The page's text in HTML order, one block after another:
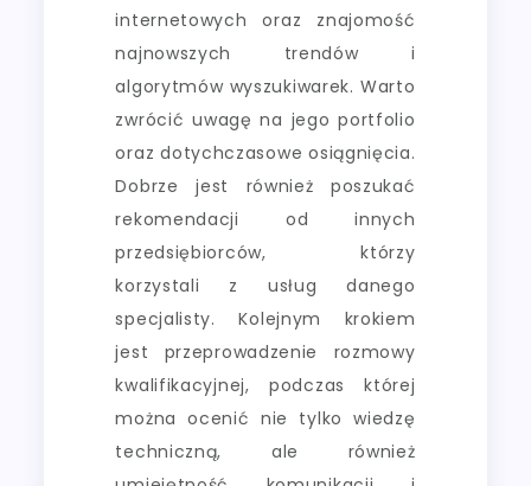
internetowych oraz znajomość
najnowszych trendów i
algorytmów wyszukiwarek. Warto
zwrócić uwagę na jego portfolio
oraz dotychczasowe osiągnięcia.
Dobrze jest również poszukać
rekomendacji od innych
przedsiębiorców, którzy
korzystali z usług danego
specjalisty. Kolejnym krokiem
jest przeprowadzenie rozmowy
kwalifikacyjnej, podczas której
można ocenić nie tylko wiedzę
techniczną, ale również